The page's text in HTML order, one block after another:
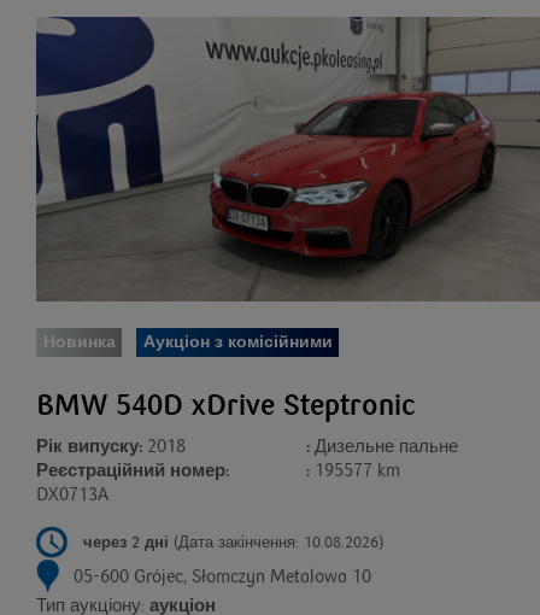
Новинка Аукціон з комісійними
BMW 540D xDrive Steptronic
Рік випуску: 2018
Реєстраційний номер:
DX0713A
: Дизельне пальне
: 195577 km
через 2 дні (Дата закінчення: 10.08.2026)
05-600 Grójec, Słomczyn Metalowa 10
Тип аукціону: аукціон